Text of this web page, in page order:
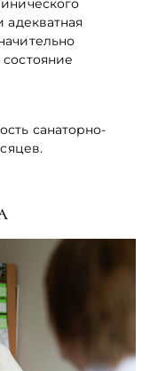
адекватная
санаторно-